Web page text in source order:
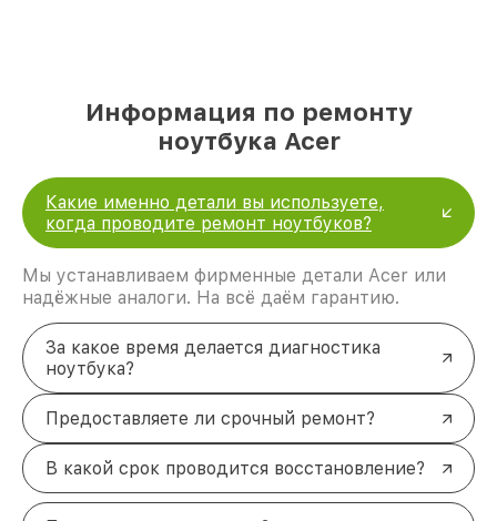
Информация по ремонту
ноутбука Acer
Какие именно детали вы используете,
когда проводите ремонт ноутбуков?
Мы устанавливаем фирменные детали Acer или
надёжные аналоги. На всё даём гарантию.
За какое время делается диагностика
ноутбука?
Предоставляете ли срочный ремонт?
В какой срок проводится восстановление?